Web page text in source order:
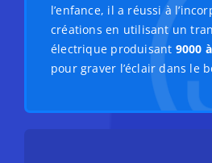
l’enfance, il a réussi à
créations en utilisant un
électrique produisant 9000
pour graver l’éclair dans le